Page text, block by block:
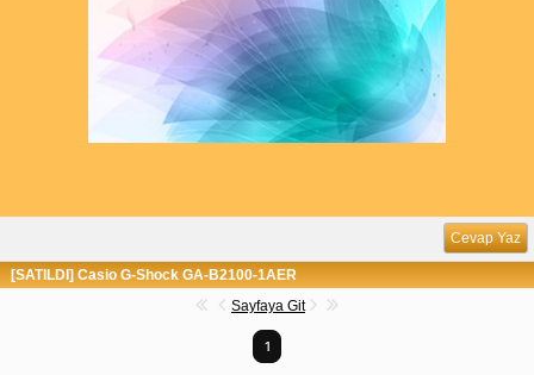
Cevap Yaz
[SATILDI] Casio G-Shock GA-B2100-1AER
Sayfaya Git
1